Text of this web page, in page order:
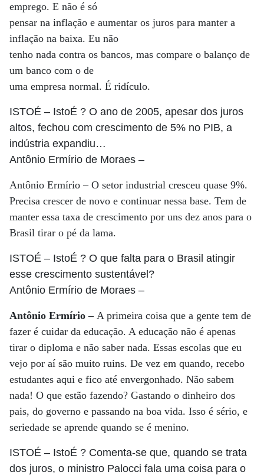
emprego. E não é só
pensar na inflação e aumentar os juros para manter a
inflação na baixa. Eu não
tenho nada contra os bancos, mas compare o balanço de
um banco com o de
uma empresa normal. É ridículo.
ISTOÉ – IstoÉ ? O ano de 2005, apesar dos juros
altos, fechou com crescimento de 5% no PIB, a
indústria expandiu…
Antônio Ermírio de Moraes –
Antônio Ermírio – O setor industrial cresceu quase 9%.
Precisa crescer de novo e continuar nessa base. Tem de
manter essa taxa de crescimento por uns dez anos para o
Brasil tirar o pé da lama.
ISTOÉ – IstoÉ ? O que falta para o Brasil atingir
esse crescimento sustentável?
Antônio Ermírio de Moraes –
Antônio Ermírio – A primeira coisa que a gente tem de
fazer é cuidar da educação. A educação não é apenas
tirar o diploma e não saber nada. Essas escolas que eu
vejo por aí são muito ruins. De vez em quando, recebo
estudantes aqui e fico até envergonhado. Não sabem
nada! O que estão fazendo? Gastando o dinheiro dos
pais, do governo e passando na boa vida. Isso é sério, e
seriedade se aprende quando se é menino.
ISTOÉ – IstoÉ ? Comenta-se que, quando se trata
dos juros, o ministro Palocci fala uma coisa para o